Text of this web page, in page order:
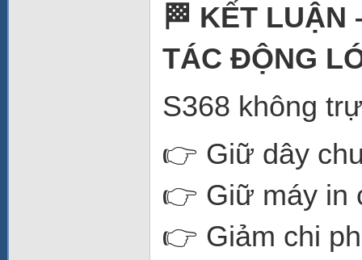
🏁 KẾT LUẬN
TÁC ĐỘNG
S368 không
👉 Giữ dây
👉 Giữ máy in
👉 Giảm chi